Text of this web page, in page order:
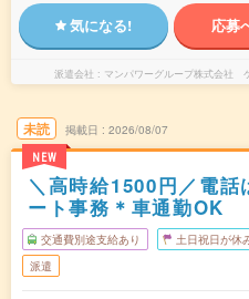
気になる! 応募
派遣会社 マンパワーグループ株式会社
未読
NEW
掲載日 2026/08/07
＼高時給1500円／電
ート事務＊車通勤OK
交通費別途支給あり 土日祝日が休
派遣